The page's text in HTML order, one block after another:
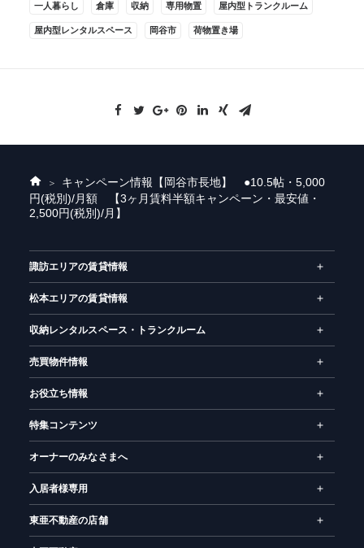
一人暮らし 倉庫 収納 専用物置 屋内型トランクルーム
屋内型レンタルスペース 岡谷市 荷物置き場
ホ
ー
ム
キャンペーン情報 【岡谷市長地】 ●10.5帖・5,000
円(税別)/月額 【3ヶ月賃料半額キャンペーン・最安値・
2,500円(税別)/月】
諏訪エリアの賃貸情報
松本エリアの賃貸情報
収納レンタルスペース・トランクルーム
売買物件情報
お役立ち情報
特集コンテンツ
オーナーのみなさまへ
入居者様専用
東亜不動産の店舗